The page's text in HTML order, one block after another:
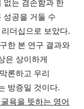
없는 겸손함과 한
성공을 거둘 수
더십으로 보았다.
한 본 연구 결과와
은 상이하게
론하고 우리
방증일 것이다.
욕을 뜻하는 영어